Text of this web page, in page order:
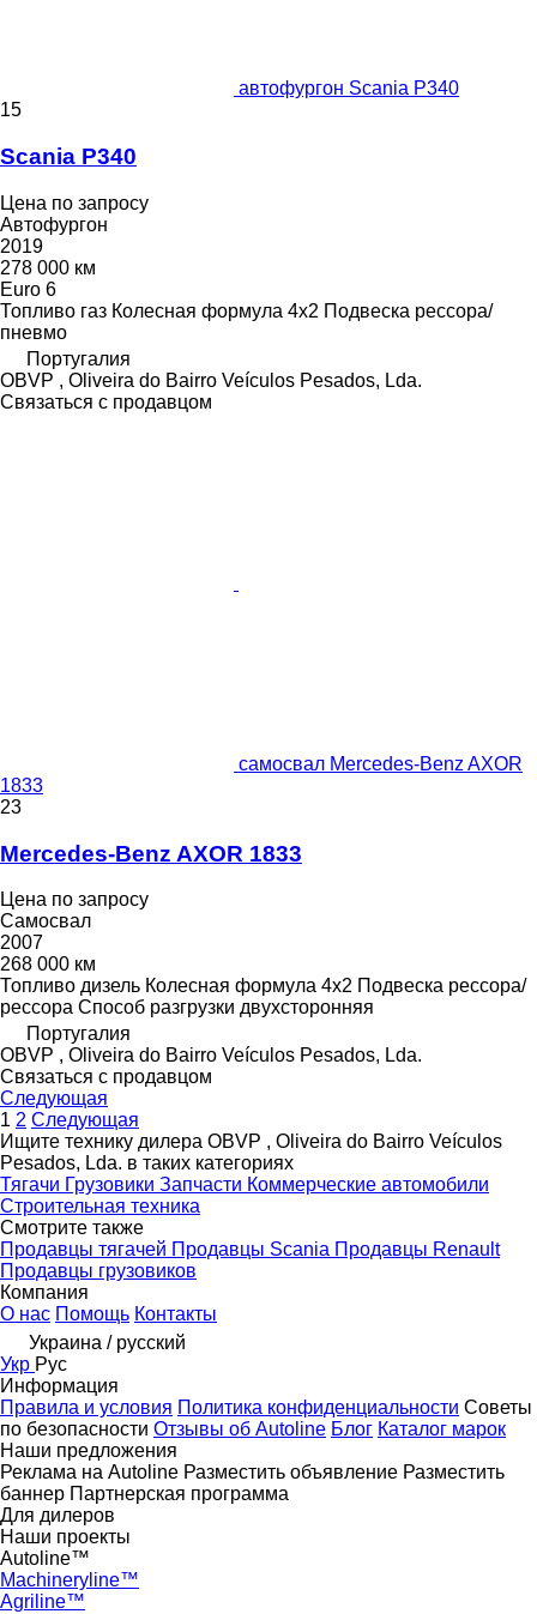
автофургон Scania P340
15
Scania P340
Цена по запросу
Автофургон
2019
278 000 км
Euro 6
Топливо газ Колесная формула 4x2 Подвеска рессора/
пневмо
Португалия
OBVP , Oliveira do Bairro Veículos Pesados, Lda.
Связаться с продавцом
самосвал Mercedes-Benz AXOR
1833
23
Mercedes-Benz AXOR 1833
Цена по запросу
Самосвал
2007
268 000 км
Топливо дизель Колесная формула 4x2 Подвеска рессора/
рессора Способ разгрузки двухсторонняя
Португалия
OBVP , Oliveira do Bairro Veículos Pesados, Lda.
Связаться с продавцом
Следующая
1 2 Следующая
Ищите технику дилера OBVP , Oliveira do Bairro Veículos
Pesados, Lda. в таких категориях
Тягачи Грузовики Запчасти Коммерческие автомобили
Строительная техника
Смотрите также
Продавцы тягачей Продавцы Scania Продавцы Renault
Продавцы грузовиков
Компания
О нас Помощь Контакты
Украина / русский
Укр Рус
Информация
Правила и условия Политика конфиденциальности Советы
по безопасности Отзывы об Autoline Блог Каталог марок
Наши предложения
Реклама на Autoline Разместить объявление Разместить
баннер Партнерская программа
Для дилеров
Наши проекты
Autoline™
Machineryline™
Agriline™